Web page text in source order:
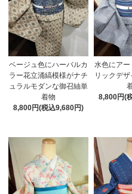
ベージュ色にハーバルカ
ラー花立涌縞模様がナチ
ュラルモダンな御召紬単
着物
8,800円(税込9,680円)
水色にアー
リックデ
8,800円(